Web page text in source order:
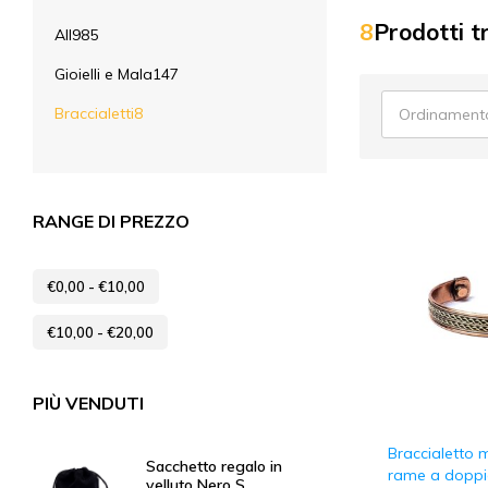
8Prodotti
Braccialetto
rame a
All985
Gioielli e Mala147
Braccialetti8
RANGE DI PREZZO
€0,00 - €10,00
€10,00 - €20,00
PIÙ VENDUTI
Sacchetto regalo in